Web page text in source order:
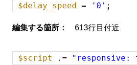
$delay_speed = '0' ;
編集する箇所： 613行目付近
$script .= "responsive: